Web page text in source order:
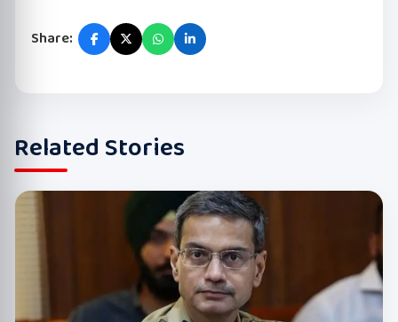
Share:
Related Stories